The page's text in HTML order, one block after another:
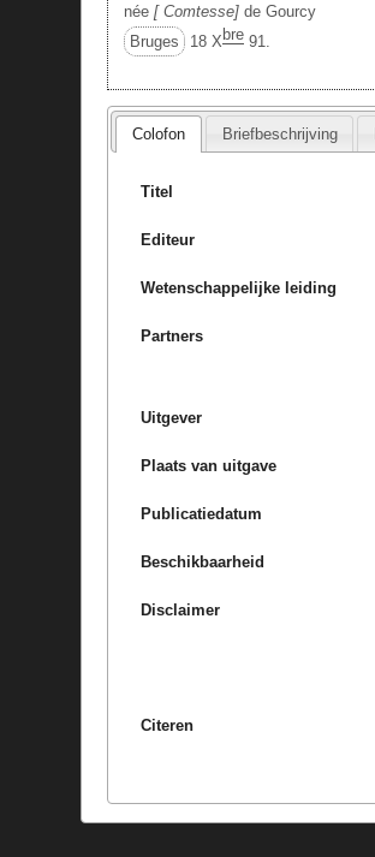
née Comtesse de Gourcy
Bruges 18 X bre91.
Colofon Briefbeschrijving
Titel
Editeur
Wetenschappelijke leiding
Partners
Uitgever
Plaats van uitgave
Publicatiedatum
Beschikbaarheid
Disclaimer
Citeren